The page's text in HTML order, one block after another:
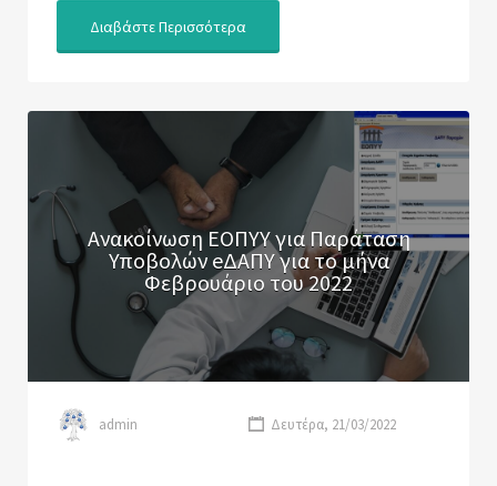
Διαβάστε Περισσότερα
Ανακοίνωση ΕΟΠΥΥ για Παράταση
Υποβολών eΔΑΠΥ για το μήνα
Φεβρουάριο του 2022
admin Δευτέρα, 21/03/2022